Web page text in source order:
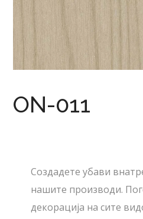
ON-011
Создадете убави
нашите производи.
декорација на сите